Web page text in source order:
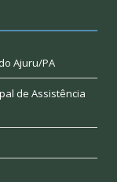
Ajuru/PA
de Assistência